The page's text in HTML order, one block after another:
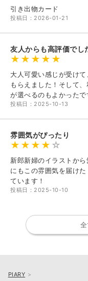
引き出物カード
投稿日：2026-01-21
友人からも高評価でし
大人可愛い感じが受け
もらえました！そして
が選べるのもよかったで
投稿日：2025-10-13
雰囲気がぴったり
新郎新婦のイラストか
にもこの雰囲気を届け
ています！
投稿日：2025-10-10
PIARY